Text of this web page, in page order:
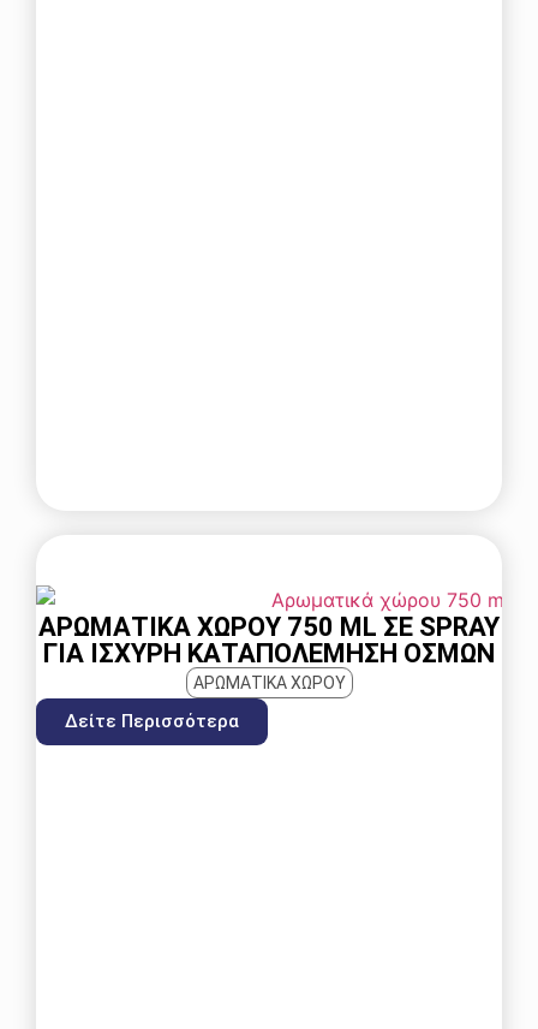
ΑΡΩΜΑΤΙΚΆ ΧΏΡΟΥ 750 ML ΣΕ SPRAY
ΓΙΑ ΙΣΧΥΡΉ ΚΑΤΑΠΟΛΈΜΗΣΗ ΟΣΜΏΝ
ΑΡΩΜΑΤΙΚΑ ΧΩΡΟΥ
Δείτε Περισσότερα